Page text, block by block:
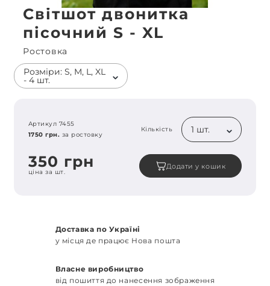
Світшот двонитка
пісочний S - XL
Ростовка
Розміри: S, M, L, XL
- 4 шт.
Артикул 7455
1750 грн. за ростовку
Кількість 1 шт.
350 грн
ціна за шт.
Додати у кошик
Доставка по Україні
у місця де працює Нова пошта
Власне виробництво
від пошиття до нанесення зображення